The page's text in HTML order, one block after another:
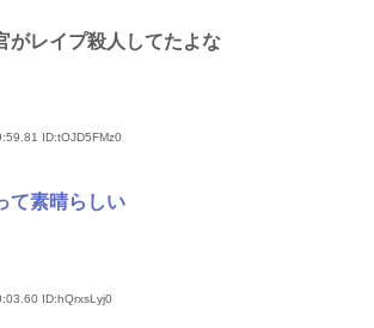
がレイプ殺人してたよな
ID:tOJD5FMz0
て素晴らしい
ID:hQrxsLyj0